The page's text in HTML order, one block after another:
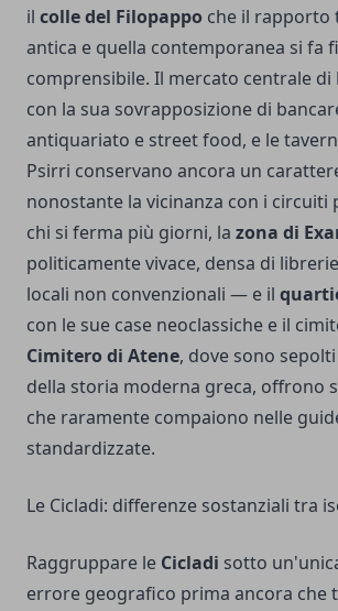
il colle del Filopappo che il rapporto
antica e quella contemporanea si fa
comprensibile. Il mercato centrale di
con la sua sovrapposizione di
antiquariato e street food, e le
Psirri conservano ancora un
nonostante la vicinanza con i circuiti
chi si ferma più giorni, la zona di
politicamente vivace, densa di
locali non convenzionali — e il
con le sue case neoclassiche e il
Cimitero di Atene, dove sono
della storia moderna greca, offrono
che raramente compaiono nelle
standardizzate.
Le Cicladi: differenze sostanziali tra
Raggruppare le Cicladi sotto
errore geografico prima ancora che